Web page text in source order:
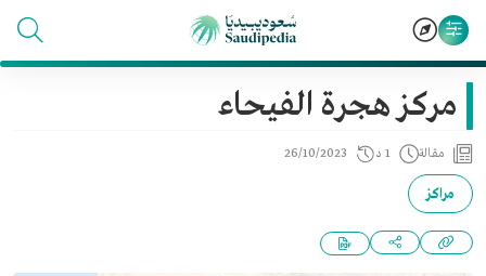
مركز هجرة الفيحاء
مقالة 1 د 26/10/2023
مراكز